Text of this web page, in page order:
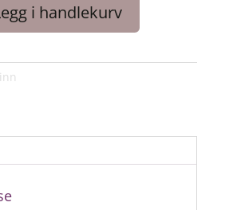
i handlekurv